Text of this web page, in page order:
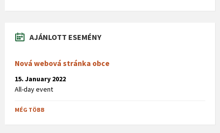
AJÁNLOTT ESEMÉNY
Nová webová stránka obce
15. January 2022
All-day event
MÉG TÖBB